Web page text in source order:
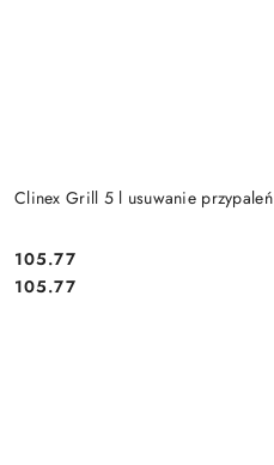
Clinex Grill 5 l usuwanie przypaleń
Cena:
105.77
Cena:
105.77